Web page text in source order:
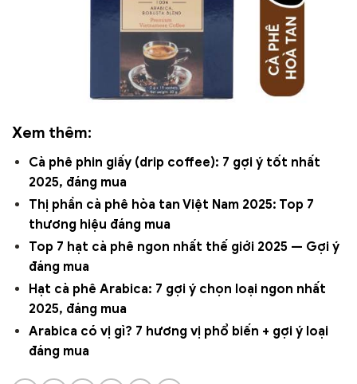
Xem thêm:
Cà phê phin giấy (drip coffee): 7 gợi ý tốt nhất
2025, đáng mua
Thị phần cà phê hòa tan Việt Nam 2025: Top 7
thương hiệu đáng mua
Top 7 hạt cà phê ngon nhất thế giới 2025 — Gợi ý
đáng mua
Hạt cà phê Arabica: 7 gợi ý chọn loại ngon nhất
2025, đáng mua
Arabica có vị gì? 7 hương vị phổ biến + gợi ý loại
đáng mua